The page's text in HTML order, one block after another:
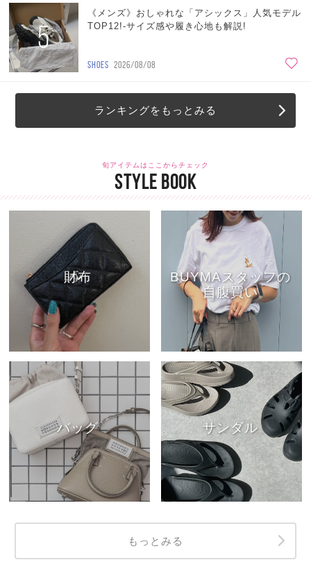
5
《メンズ》おしゃれな「アシックス」人気モデル
TOP12!-サイズ感や履き心地も解説!
SHOES 2026/08/08
ランキングをもっとみる
旬アイテムはここからチェック
STYLE BOOK
財布
BUYMAスタッフの
自腹買い
バッグ サンダル
もっとみる